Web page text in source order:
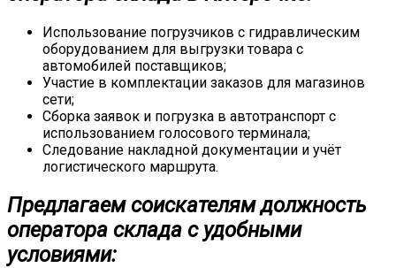
Использование погрузчиков с гидравлическим
оборудованием для выгрузки товара с
автомобилей поставщиков;
Участие в комплектации заказов для магазинов
сети;
Сборка заявок и погрузка в автотранспорт с
использованием голосового терминала;
Следование накладной документации и учёт
логистического маршрута.
Предлагаем соискателям должность
оператора склада с удобными
условиями: